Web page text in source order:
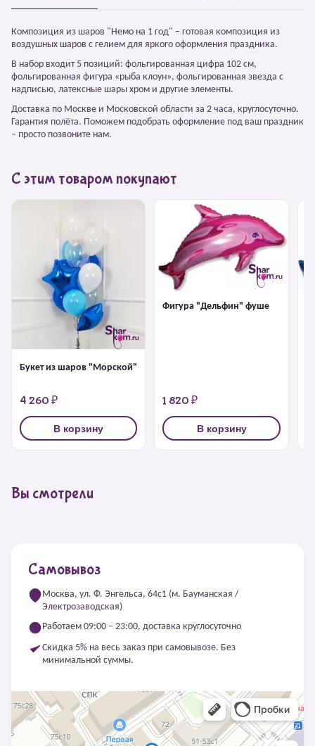
Композиция из шаров "Немо на 1 год" – готовая композиция из
воздушных шаров с гелием для яркого оформления праздника.
В набор входит 5 позиций: фольгированная цифра 102 см,
фольгированная фигура «рыба клоун», фольгированная звезда с
надписью, латексные шары хром и другие элементы.
Доставка по Москве и Московской области за 2 часа, круглосуточно.
Гарантия полёта. Поможем подобрать оформление под ваш праздник
– просто позвоните нам.
С этим товаром покупают
Букет из шаров "Морской"
4 260 ₽
В корзину
Фигура "Дельфин" фуше
1 820 ₽
В корзину
Вы смотрели
Самовывоз
Москва, ул. Ф. Энгельса, 64с1 (м. Бауманская /
Электрозаводская)
Работаем 09:00 – 23:00, доставка круглосуточно
Скидка 5% на весь заказ при самовывозе. Без
минимальной суммы.